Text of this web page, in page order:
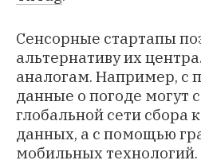
Сенсорные стартапы
альтернативу их
аналогам. Например, с
данные о погоде могут
глобальной сети сбора
данных, а с помощью
мобильных технологий.